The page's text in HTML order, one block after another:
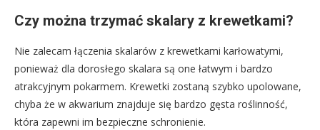
Czy można trzymać skalary z krewetkami?
Nie zalecam łączenia skalarów z krewetkami karłowatymi,
ponieważ dla dorosłego skalara są one łatwym i bardzo
atrakcyjnym pokarmem. Krewetki zostaną szybko upolowane,
chyba że w akwarium znajduje się bardzo gęsta roślinność,
która zapewni im bezpieczne schronienie.